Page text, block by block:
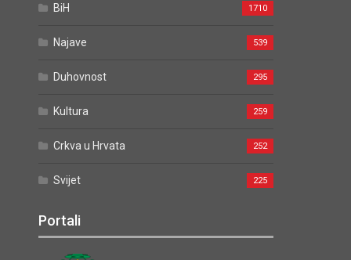
BiH 1710
Najave 539
Duhovnost 295
Kultura 259
Crkva u Hrvata 252
Svijet 225
Portali